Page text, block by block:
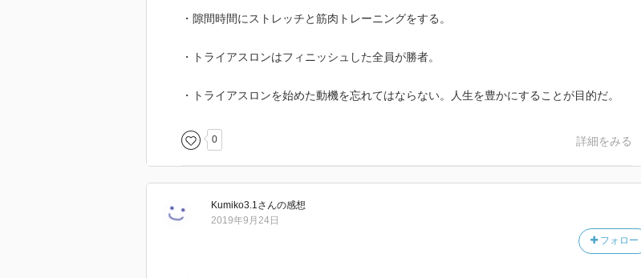
・隙間時間にストレッチと筋肉トレーニングをする。
・トライアスロンはフィニッシュした全員が勝者。
・トライアスロンを始めた動機を忘れてはならない。人生を豊かにすることが目的だ。
0 詳細をみる
Kumiko3.1さんの感想
フォロー
2019年9月24日